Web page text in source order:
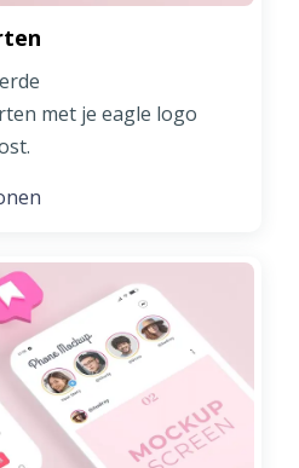
met je eagle logo